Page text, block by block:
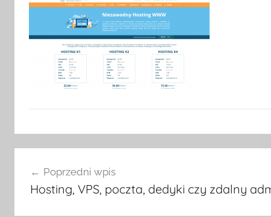
Sprawdź szczegóły >>>
wpisuPoprzedni wpis
Hosting, VPS, poczta, dedyki czy zdalny